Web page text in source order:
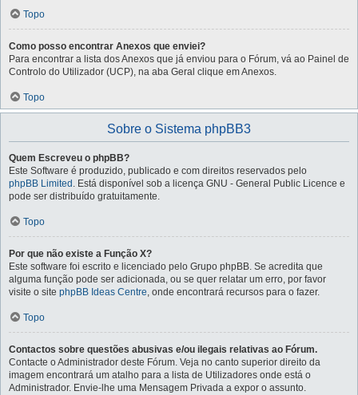
Topo
Como posso encontrar Anexos que enviei?
Para encontrar a lista dos Anexos que já enviou para o Fórum, vá ao Painel de
Controlo do Utilizador (UCP), na aba Geral clique em Anexos.
Topo
Sobre o Sistema phpBB3
Quem Escreveu o phpBB?
Este Software é produzido, publicado e com direitos reservados pelo
phpBB Limited . Está disponível sob a licença GNU - General Public Licence e
pode ser distribuído gratuitamente.
Topo
Por que não existe a Função X?
Este software foi escrito e licenciado pelo Grupo phpBB. Se acredita que
alguma função pode ser adicionada, ou se quer relatar um erro, por favor
visite o site phpBB Ideas Centre, onde encontrará recursos para o fazer.
Topo
Contactos sobre questões abusivas e/ou ilegais relativas ao Fórum.
Contacte o Administrador deste Fórum. Veja no canto superior direito da
imagem encontrará um atalho para a lista de Utilizadores onde está o
Administrador. Envie-lhe uma Mensagem Privada a expor o assunto.